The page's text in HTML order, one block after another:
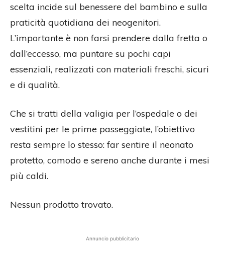
scelta incide sul benessere del bambino e sulla
praticità quotidiana dei neogenitori.
L’importante è non farsi prendere dalla fretta o
dall’eccesso, ma puntare su pochi capi
essenziali, realizzati con materiali freschi, sicuri
e di qualità.
Che si tratti della valigia per l’ospedale o dei
vestitini per le prime passeggiate, l’obiettivo
resta sempre lo stesso: far sentire il neonato
protetto, comodo e sereno anche durante i mesi
più caldi.
Nessun prodotto trovato.
Annuncio pubblicitario